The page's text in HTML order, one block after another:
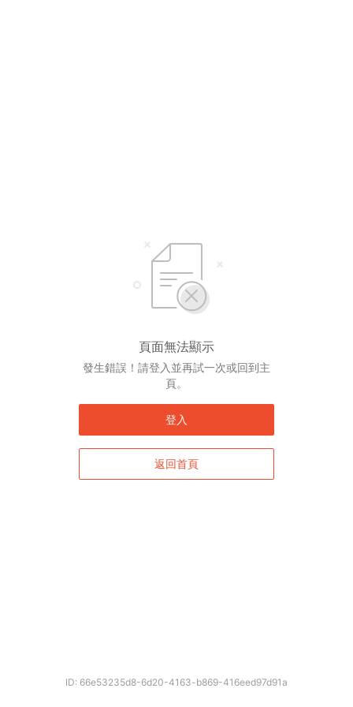
頁面無法顯示
發生錯誤！請登入並再試一次或回到主
頁。
登入
返回首頁
ID: 66e53235d8-6d20-4163-b869-416eed97d91a